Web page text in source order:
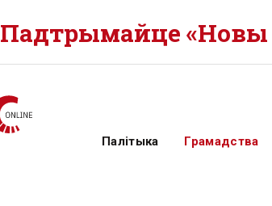
Падтрымайце «Новы
Палітыка Грамадства